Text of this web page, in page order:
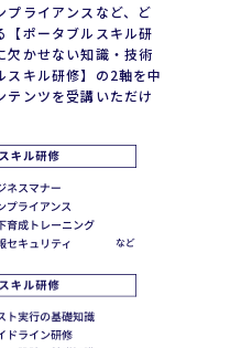
プライアンスなど、ど
【ポータブルスキル研
欠かせない知識・技術
スキル研修】の2軸を中
テンツを受講いただけ